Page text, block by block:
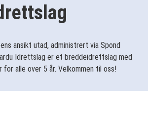
ansikt utad, administrert via Spond
Idrettslag er et breddeidrettslag med
alle over 5 år. Velkommen til oss!